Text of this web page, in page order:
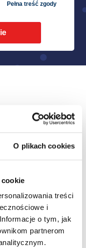
O plikach cookies
treści
i
Informacje o tym, jak
partnerom
Ci